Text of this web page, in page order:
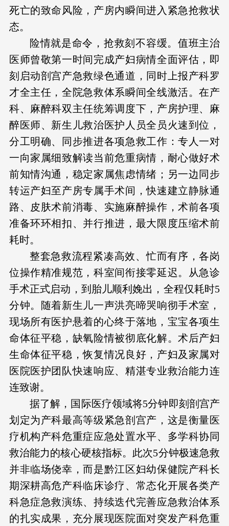
死亡的致命风险，产房内瞬间进入紧急抢救状
态。
险情就是命令，抢救刻不容缓。值班主治
医师曾敬第一时间完成产妇病情全面评估，即
刻启动剖宫产急救绿色通道，同时上报产科罗
才全主任，全院急救体系瞬间全线激活。在产
科、麻醉科双主任统筹调度下，产房护理、麻
醉医师、新生儿救治医护人员全员火速到位，
分工明确、同步推进各项急救工作：专人一对
一向家属细致解读当前危重病情，耐心做好术
前知情沟通，稳定家属焦虑情绪；另一边同步
转运产妇至产房专属手术间，快速建立静脉通
路、皮肤术前消毒、实施麻醉操作，术前各项
准备环环相扣、并行推进，最大限度压缩术前
耗时。
整套急救流程紧凑高效、忙而有序，各岗
位操作精准规范，科室间衔接零延迟。从急诊
手术正式启动，到胎儿顺利娩出，全程仅耗时5
分钟。随着新生儿一声洪亮啼哭响彻手术室，
现场所有医护悬着的心终于落地，宝宝各项生
命体征平稳，缺氧险情被彻底化解。术后产妇
生命体征平稳，恢复情况良好，产妇及家属对
医院医护团队快速响应、精湛专业救治能力连
连致谢。
据了解，国际医疗领域将5分钟即刻剖宫产
划定为产科最高等级紧急剖宫产，这是衡量医
疗机构产科危重症应急处置水平、多学科协同
救治能力的核心硬核指标。此次5分钟极速急救
并非临场侥幸，而是黔江区妇幼保健院产科长
期深耕高危产科临床诊疗、常态化开展各类产
科急症急救演练、持续迭代完善应急救治体系
的扎实成果，充分展现医院面对突发产科危重